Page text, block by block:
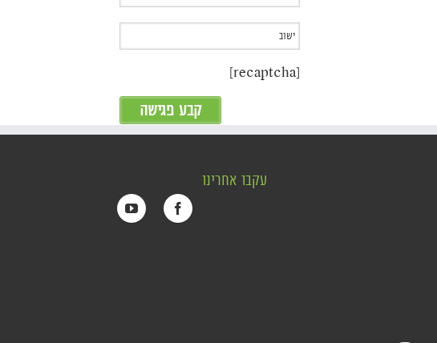
[recaptcha]
עקבו אחרינו